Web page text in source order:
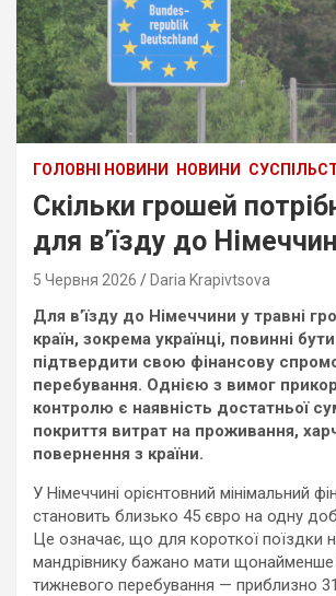
ГОЛОВНІ НОВИНИ НОВИНИ
Скільки грошей
для в’їзду до
5 Червня 2026 Daria Krapivtsova
Для в’їзду до Німеччини у травні
країн, зокрема українці, повинні
підтвердити свою фінансову
перебування. Однією з вимог
контролю є наявність достатньої
покриття витрат на проживання,
повернення з країни.
У Німеччині орієнтовний мінімальний
становить близько 45 євро на одну
Це означає, що для короткої поїздки
мандрівнику бажано мати щонайменше
тижневого перебування — приблизно